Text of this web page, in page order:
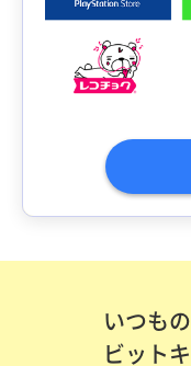
いつも
ビット